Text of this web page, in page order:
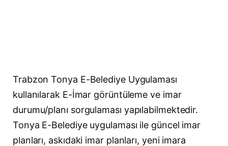
Trabzon Tonya E-Belediye Uygulaması
kullanılarak E-İmar görüntüleme ve imar
durumu/planı sorgulaması yapılabilmektedir.
Tonya E-Belediye uygulaması ile güncel imar
planları, askıdaki imar planları, yeni imara